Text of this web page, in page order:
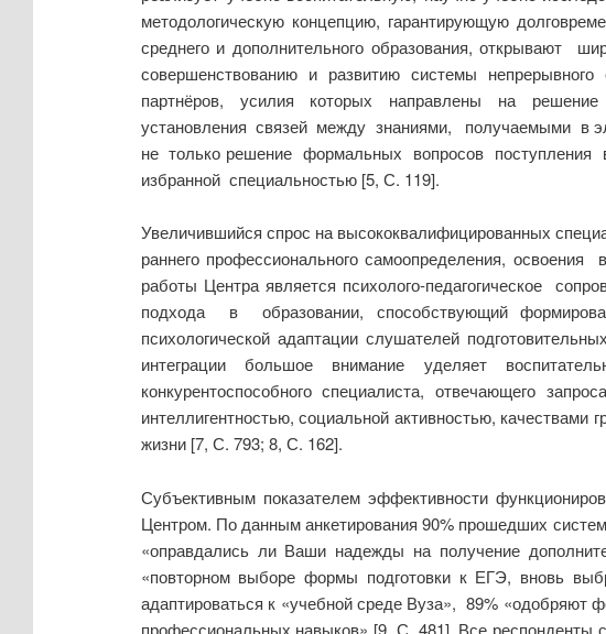
методологическую концепцию, гарантирующую
среднего и дополнительного образования,
совершенствованию и развитию системы непрерывного
партнёров, усилия которых направлены на решение
установления связей между знаниями, получаемыми в
не только решение формальных вопросов
избранной специальностью [5, С. 119].
Увеличившийся спрос на высококвалифицированных
раннего профессионального самоопределения,
работы Центра является психолого-педагогическое
подхода в образовании, способствующий
психологической адаптации слушателей
интеграции большое внимание уделяет
конкурентоспособного специалиста, отвечающего
интеллигентностью, социальной активностью,
жизни [7, С. 793; 8, С. 162].
Субъективным показателем эффективности
Центром. По данным анкетирования 90% прошедших
«оправдались ли Ваши надежды на получение
«повторном выборе формы подготовки к ЕГЭ, вновь
адаптироваться к «учебной среде Вуза», 89%
профессиональных навыков» [9, С. 481]. Все